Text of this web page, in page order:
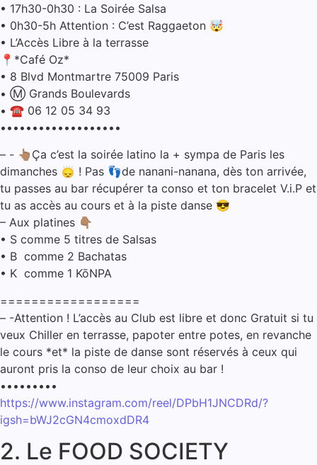
• ⁠17h30-0h30 : La Soirée Salsa
• ⁠0h30-5h Attention : C’est Raggaeton 🤯
• ⁠L’Accès Libre à la terrasse
📍*Café Oz*
• ⁠8 Blvd Montmartre 75009 Paris
• ⁠Ⓜ️ Grands Boulevards
• ⁠☎️ 06 12 05 34 93
•••••••••••••••••••
– ⁠- 👆🏽Ça c’est la soirée latino la + sympa de Paris les
dimanches 🙂‍↕️ ! Pas 👣de nanani-nanana, dès ton arrivée,
tu passes au bar récupérer ta conso et ton bracelet V.i.P et
tu as accès au cours et à la piste danse 😎
– Aux platines 👇🏽
• ⁠S comme 5 titres de Salsas
• ⁠B comme 2 Bachatas
• ⁠K comme 1 KōNPA
==================
– ⁠-Attention ! L’accès au Club est libre et donc Gratuit si tu
veux Chiller en terrasse, papoter entre potes, en revanche
le cours *et* la piste de danse sont réservés à ceux qui
auront pris la conso de leur choix au bar !
•••••••••
https://www.instagram.com/reel/DPbH1JNCDRd/?
igsh=bWJ2cGN4cmoxdDR4
2. Le FOOD SOCIETY